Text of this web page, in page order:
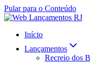
Pular para o Conteúdo
Início
Lançamentos
Recreio dos